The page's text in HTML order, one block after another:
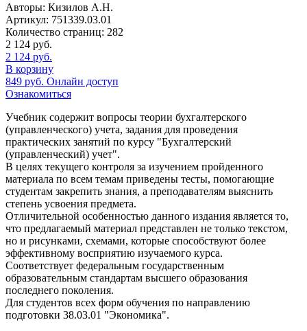
Авторы: Кизилов А.Н.
Артикул: 751339.03.01
Количество страниц: 282
2 124 руб.
2 124 руб.
В корзину
849 руб. Онлайн доступ
Ознакомиться
Учебник содержит вопросы теории бухгалтерского
(управленческого) учета, задания для проведения
практических занятий по курсу "Бухгалтерский
(управленческий) учет".
В целях текущего контроля за изучением пройденного
материала по всем темам приведены тесты, помогающие
студентам закрепить знания, а преподавателям выяснить
степень усвоения предмета.
Отличительной особенностью данного издания является то,
что предлагаемый материал представлен не только текстом,
но и рисунками, схемами, которые способствуют более
эффективному восприятию изучаемого курса.
Соответствует федеральным государственным
образовательным стандартам высшего образования
последнего поколения.
Для студентов всех форм обучения по направлению
подготовки 38.03.01 "Экономика".